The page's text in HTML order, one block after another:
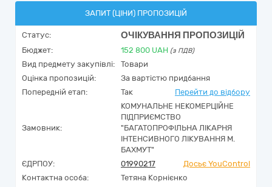
ЗАПИТ (ЦІНИ) ПРОПОЗИЦІЙ
Статус: ОЧІКУВАННЯ ПРОПОЗИЦІЙ
Бюджет: 152 800 UAH (з ПДВ)
Вид предмету закупівлі:
Товари
Оцінка пропозицій:
За вартістю придбання
Попередній етап:
Так Перейти до відбору
Замовник:
КОМУНАЛЬНЕ НЕКОМЕРЦІЙНЕ
ПІДПРИЄМСТВО
"БАГАТОПРОФІЛЬНА ЛІКАРНЯ
ІНТЕНСИВНОГО ЛІКУВАННЯ М.
БАХМУТ"
ЄДРПОУ:
01990217
Досьє YouControl
Контактна особа:
Тетяна Корнієнко